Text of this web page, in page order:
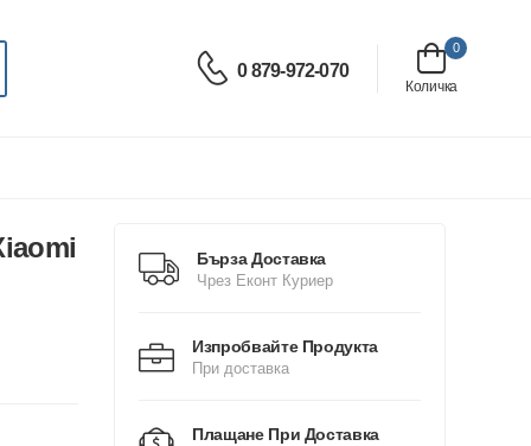
0 879-972-070
0
Количка
Бърза Доставка
Чрез Еконт Куриер
Изпробвайте Продукта
При доставка
Плащане При Доставка